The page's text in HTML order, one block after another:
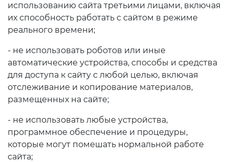
Образование
Аналитические данные
Термины об образовании
Детские центры
"Баркамол авлод"
Интерактивные услуги
использованию сайта третьими лицами, включая
их способность работать с сайтом в режиме
реального времени;
- не использовать роботов или иные
автоматические устройства, способы и средства
для доступа к сайту с любой целью, включая
отслеживание и копирование материалов,
размещенных на сайте;
- не использовать любые устройства,
программное обеспечение и процедуры,
которые могут помешать нормальной работе
сайта;